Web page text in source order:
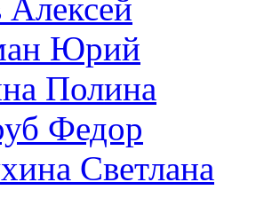
Алексей
Юрий
Полина
Федор
Светлана